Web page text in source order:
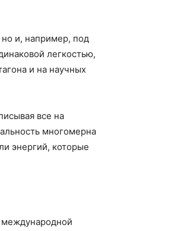
но и, например, под
легкостью,
и на научных
все на
многомерна
энергий, которые